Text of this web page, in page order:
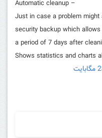
– Automatic cleanup
– Just in case a problem
security backup which
a period of 7 days after